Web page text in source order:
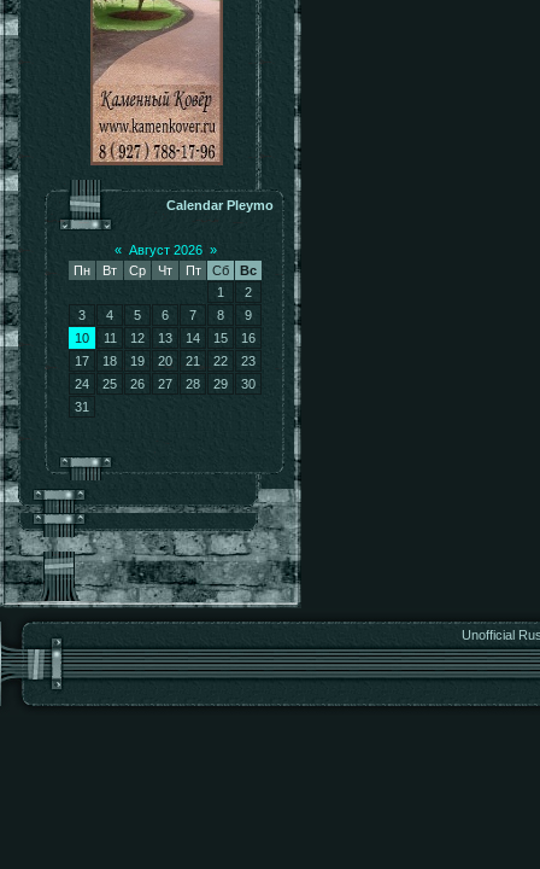
Calendar Pleymo
« Август 2026 »
Пн
Вт Ср Чт Пт Сб
Вс
1
2
3
4 5 6 7 8
9
10
11 12 13 14 15
16
17
18 19 20 21 22
23
24
25 26 27 28 29
30
31
Unofficial